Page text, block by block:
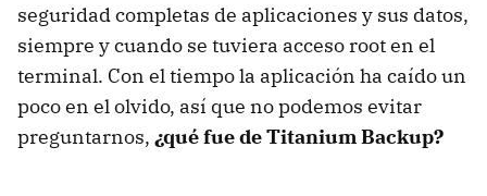
seguridad completas de aplicaciones y sus datos,
siempre y cuando se tuviera acceso root en el
terminal. Con el tiempo la aplicación ha caído un
poco en el olvido, así que no podemos evitar
preguntarnos, ¿qué fue de Titanium Backup?